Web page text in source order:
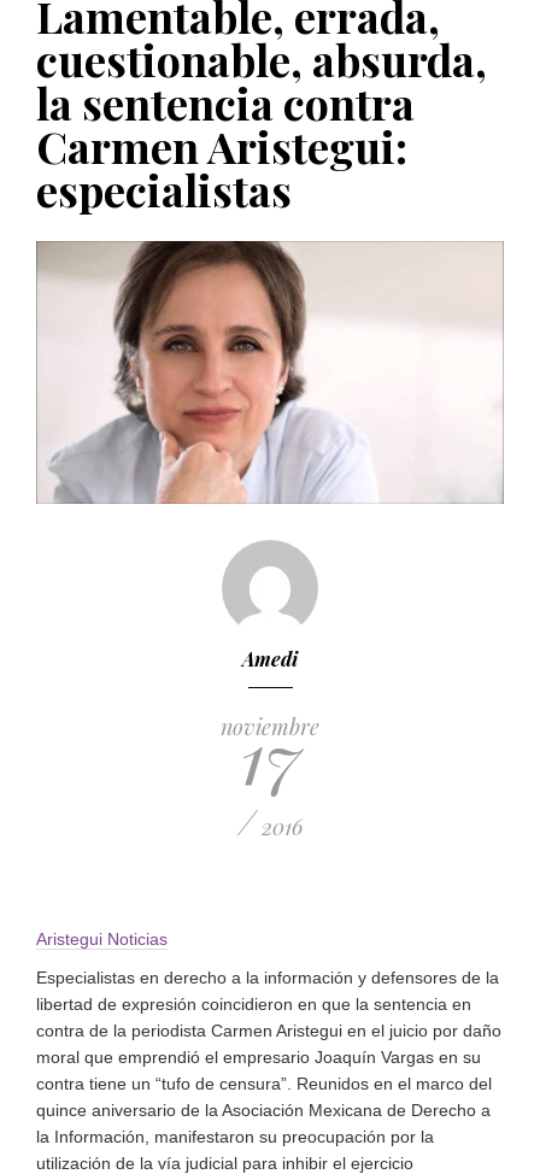
PUBLICADO EL 5 ENERO, 2023
Lamentable, errada,
cuestionable, absurda,
la sentencia contra
Carmen Aristegui:
especialistas
Amedi
noviembre
17
/ 2016
Aristegui Noticias
Especialistas en derecho a la información y defensores de la
libertad de expresión coincidieron en que la sentencia en
contra de la periodista Carmen Aristegui en el juicio por daño
moral que emprendió el empresario Joaquín Vargas en su
contra tiene un “tufo de censura”. Reunidos en el marco del
quince aniversario de la Asociación Mexicana de Derecho a
la Información, manifestaron su preocupación por la
utilización de la vía judicial para inhibir el ejercicio